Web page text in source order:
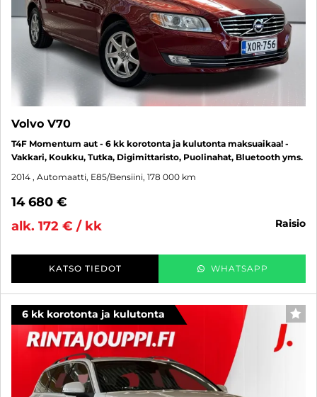
Volvo V70
T4F Momentum aut - 6 kk korotonta ja kulutonta maksuaikaa! -
Vakkari, Koukku, Tutka, Digimittaristo, Puolinahat, Bluetooth yms.
2014 , Automaatti, E85/Bensiini, 178 000 km
14 680 €
alk. 172 € / kk
raisio
KATSO TIEDOT WHATSAPP
6 kk korotonta ja kulutonta